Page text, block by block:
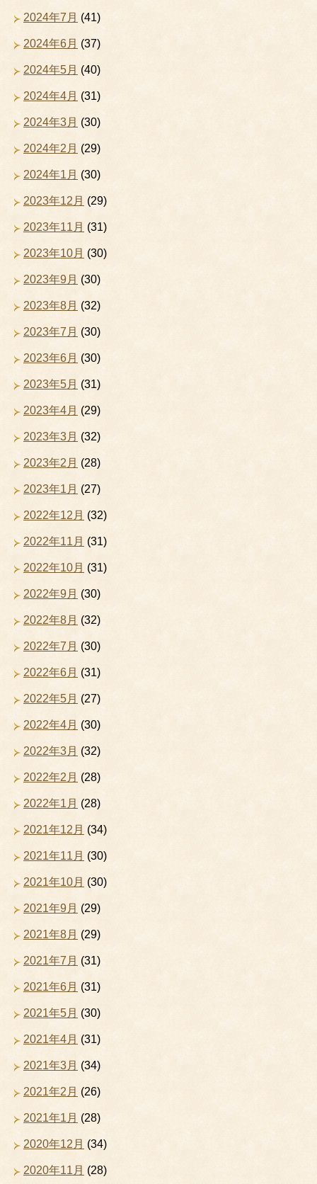
2024年7月 (41)
2024年6月 (37)
2024年5月 (40)
2024年4月 (31)
2024年3月 (30)
2024年2月 (29)
2024年1月 (30)
2023年12月 (29)
2023年11月 (31)
2023年10月 (30)
2023年9月 (30)
2023年8月 (32)
2023年7月 (30)
2023年6月 (30)
2023年5月 (31)
2023年4月 (29)
2023年3月 (32)
2023年2月 (28)
2023年1月 (27)
2022年12月 (32)
2022年11月 (31)
2022年10月 (31)
2022年9月 (30)
2022年8月 (32)
2022年7月 (30)
2022年6月 (31)
2022年5月 (27)
2022年4月 (30)
2022年3月 (32)
2022年2月 (28)
2022年1月 (28)
2021年12月 (34)
2021年11月 (30)
2021年10月 (30)
2021年9月 (29)
2021年8月 (29)
2021年7月 (31)
2021年6月 (31)
2021年5月 (30)
2021年4月 (31)
2021年3月 (34)
2021年2月 (26)
2021年1月 (28)
2020年12月 (34)
2020年11月 (28)